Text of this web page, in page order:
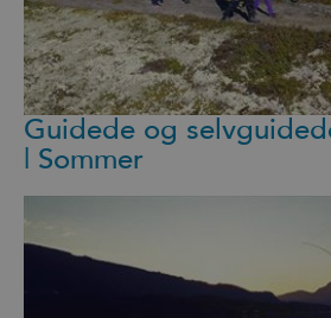
Guidede og
| Sommer